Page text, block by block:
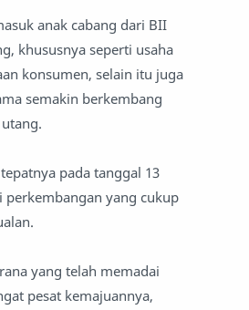
anak cabang dari BII
khususnya seperti usaha
konsumen, selain itu juga
semakin berkembang
pada tanggal 13
perkembangan yang cukup
yang telah memadai
pesat kemajuannya,